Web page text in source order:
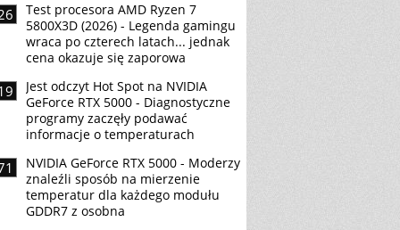
Test procesora AMD Ryzen 7
5800X3D (2026) - Legenda gamingu
wraca po czterech latach... jednak
cena okazuje się zaporowa
Jest odczyt Hot Spot na NVIDIA
GeForce RTX 5000 - Diagnostyczne
programy zaczęły podawać
informacje o temperaturach
NVIDIA GeForce RTX 5000 - Moderzy
znaleźli sposób na mierzenie
temperatur dla każdego modułu
GDDR7 z osobna